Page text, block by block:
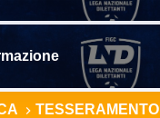
TESSERAMENTO